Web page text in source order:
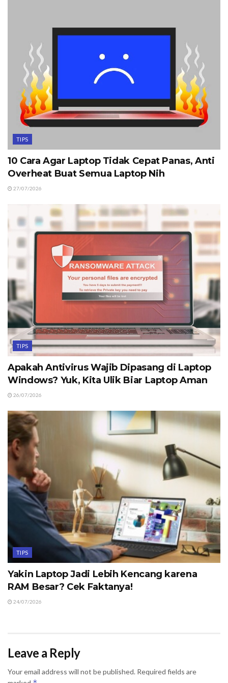
TIPS
10 Cara Agar Laptop Tidak Cepat Panas, Anti
Overheat Buat Semua Laptop Nih
27/07/2026
TIPS
Apakah Antivirus Wajib Dipasang di Laptop
Windows? Yuk, Kita Ulik Biar Laptop Aman
26/07/2026
TIPS
Yakin Laptop Jadi Lebih Kencang karena
RAM Besar? Cek Faktanya!
24/07/2026
Leave a Reply
Your email address will not be published. Required fields are